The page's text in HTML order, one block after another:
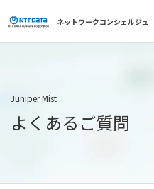
ネットワークコンシェルジュ
Juniper Mist
よくあるご質問